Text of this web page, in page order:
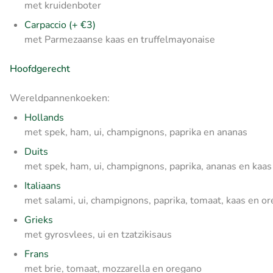
met kruidenboter
Carpaccio (+ €3)
met Parmezaanse kaas en truffelmayonaise
Hoofdgerecht
Wereldpannenkoeken:
Hollands
met spek, ham, ui, champignons, paprika en ananas
Duits
met spek, ham, ui, champignons, paprika, ananas en kaas
Italiaans
met salami, ui, champignons, paprika, tomaat, kaas en
Grieks
met gyrosvlees, ui en tzatzikisaus
Frans
met brie, tomaat, mozzarella en oregano